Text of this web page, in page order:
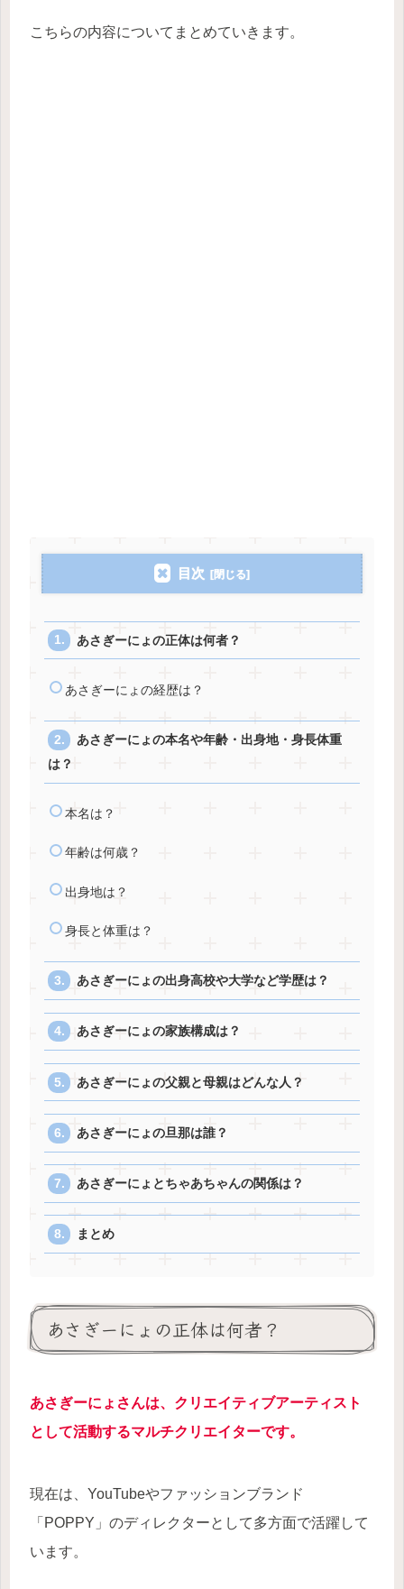
こちらの内容についてまとめていきます。
目次
あさぎーにょの正体は何者？
あさぎーにょの経歴は？
あさぎーにょの本名や年齢・出身地・身長体重
は？
本名は？
年齢は何歳？
出身地は？
身長と体重は？
あさぎーにょの出身高校や大学など学歴は？
あさぎーにょの家族構成は？
あさぎーにょの父親と母親はどんな人？
あさぎーにょの旦那は誰？
あさぎーにょとちゃあちゃんの関係は？
まとめ
あさぎーにょの正体は何者？
あさぎーにょさんは、クリエイティブアーティスト
として活動するマルチクリエイターです。
現在は、YouTubeやファッションブランド
「POPPY」のディレクターとして多方面で活躍して
います。